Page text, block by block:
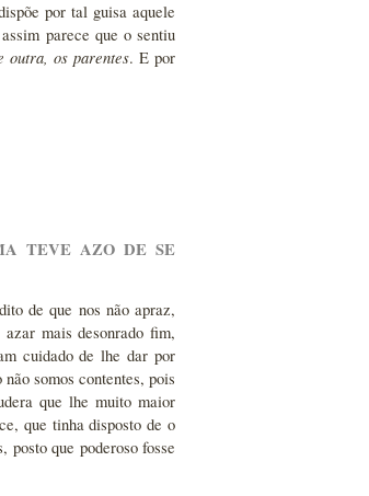
por tal guisa aquele
parece que o sentiu
outra, os parentes. E por
TEVE AZO DE SE
de que nos não apraz,
mais desonrado fim,
cuidado de lhe dar por
somos contentes, pois
que lhe muito maior
que tinha disposto de o
que poderoso fosse